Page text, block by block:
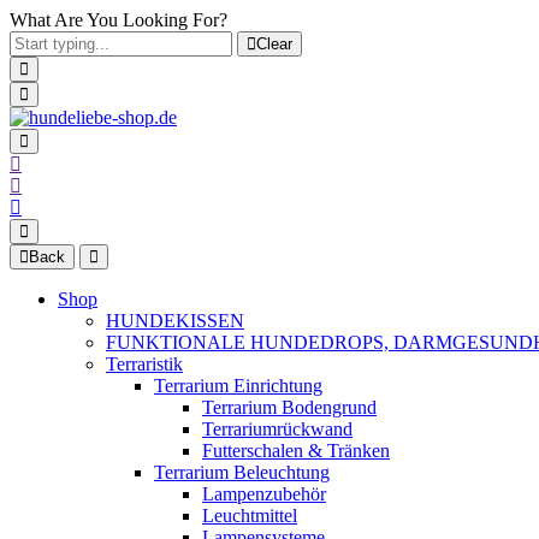
What Are You Looking For?
Clear
Back
Shop
HUNDEKISSEN
FUNKTIONALE HUNDEDROPS,
Terraristik
Terrarium Einrichtung
Terrarium Bodengrund
Terrariumrückwand
Futterschalen & Tränken
Terrarium Beleuchtung
Lampenzubehör
Leuchtmittel